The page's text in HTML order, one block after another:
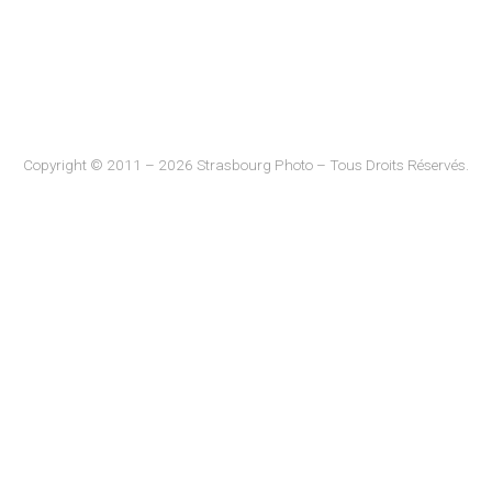
Copyright © 2011 – 2026 Strasbourg Photo – Tous Droits Réservés.